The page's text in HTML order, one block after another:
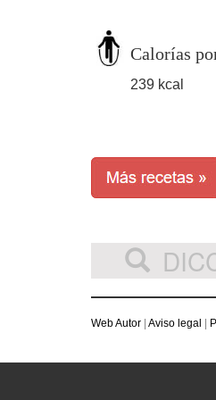
Calorías
239 kcal
Web Autor | Aviso legal |